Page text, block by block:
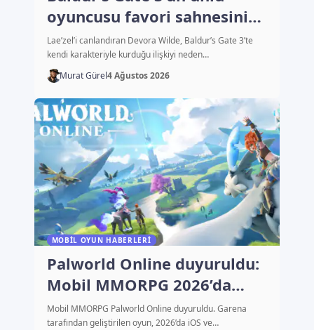
oyuncusu favori sahnesini
açıkladı
Lae’zel’i canlandıran Devora Wilde, Baldur’s Gate 3’te
kendi karakteriyle kurduğu ilişkiyi neden…
Murat Gürel4 Ağustos 2026
MOBIL OYUN HABERLERI
Palworld Online duyuruldu:
Mobil MMORPG 2026’da
çıkacak
Mobil MMORPG Palworld Online duyuruldu. Garena
tarafından geliştirilen oyun, 2026’da iOS ve…